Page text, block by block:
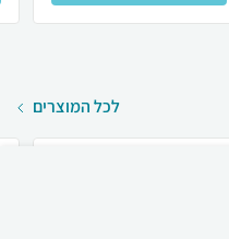
לכל המוצרים